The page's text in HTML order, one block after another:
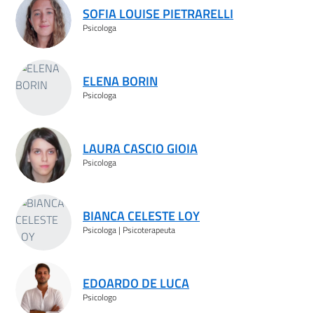
SOFIA LOUISE PIETRARELLI
Psicologa
ELENA BORIN
Psicologa
LAURA CASCIO GIOIA
Psicologa
BIANCA CELESTE LOY
Psicologa | Psicoterapeuta
EDOARDO DE LUCA
Psicologo